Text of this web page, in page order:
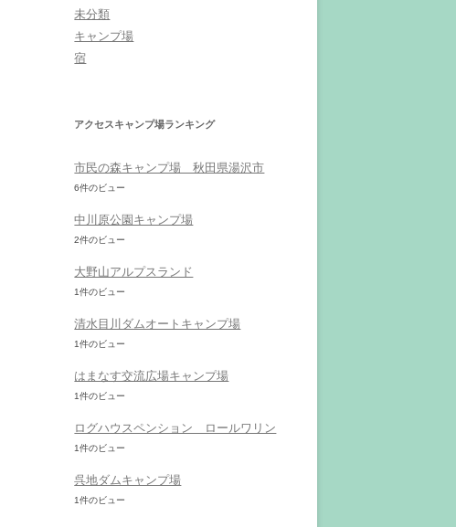
未分類
キャンプ場
宿
アクセスキャンプ場ランキング
市民の森キャンプ場 秋田県湯沢市
6件のビュー
中川原公園キャンプ場
2件のビュー
大野山アルプスランド
1件のビュー
清水目川ダムオートキャンプ場
1件のビュー
はまなす交流広場キャンプ場
1件のビュー
ログハウスペンション ロールワリン
1件のビュー
呉地ダムキャンプ場
1件のビュー